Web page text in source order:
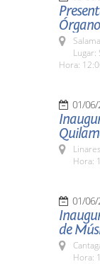
Lugar:
Hora:
01/
Hora:
01/
de
Hora: